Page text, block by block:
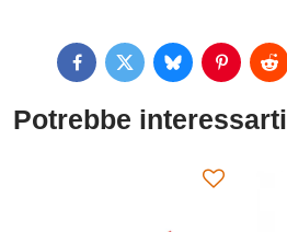
FacebookTwitterBlueskyPinterest
Potrebbe